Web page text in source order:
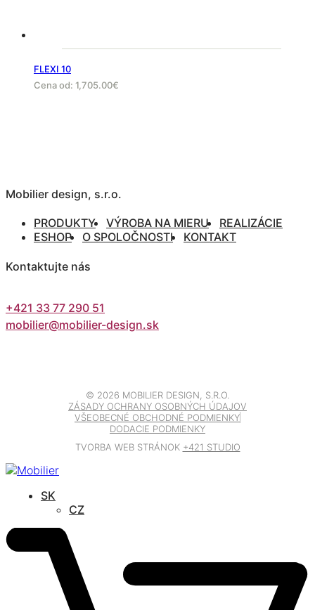
FLEXI 10
Cena od: 1,705.00€
Mobilier design, s.r.o.
PRODUKTY VÝROBA NA MIERU
REALIZÁCIE
ESHOP
O SPOLOČNOSTI KONTAKT
Kontaktujte nás
+421 33 77 290 51
mobilier@mobilier-design.sk
© 2026 MOBILIER DESIGN, S.R.O.
ZÁSADY OCHRANY OSOBNÝCH ÚDAJOV
VŠEOBECNÉ OBCHODNÉ PODMIENKY
DODACIE PODMIENKY
TVORBA WEB STRÁNOK +421 STUDIO
SK
CZ